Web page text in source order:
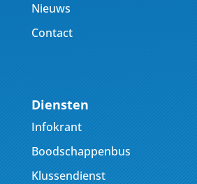
Nieuws
Contact
Diensten
Infokrant
Boodschappenbus
Klussendienst